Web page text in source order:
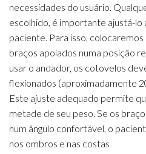
necessidades do usuário.
escolhido, é importante ajustá-lo
paciente. Para isso,
braços apoiados numa posição
usar o andador, os cotovelos
flexionados (aproximadamente
Este ajuste adequado permite
metade de seu peso. Se os
num ângulo confortável, o
nos ombros e nas costas